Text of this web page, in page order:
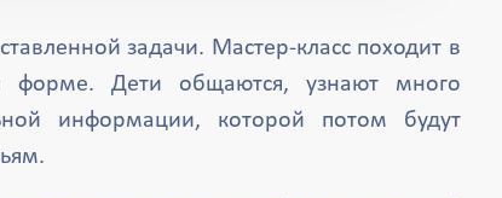
задачи. Мастер-класс походит в
форме. Дети общаются, узнают много
информации, которой потом будут